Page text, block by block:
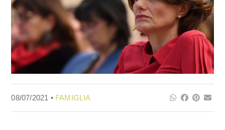
08/07/2021 • FAMIGLIA